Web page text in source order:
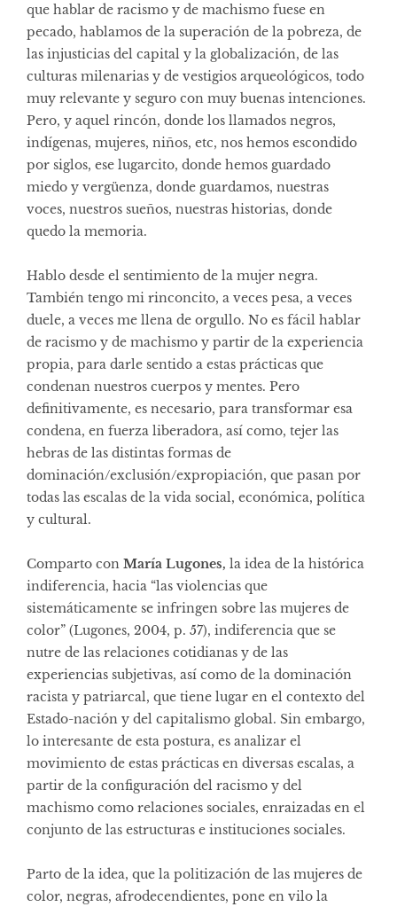
que hablar de racismo y de machismo fuese en
pecado, hablamos de la superación de la pobreza, de
las injusticias del capital y la globalización, de las
culturas milenarias y de vestigios arqueológicos, todo
muy relevante y seguro con muy buenas intenciones.
Pero, y aquel rincón, donde los llamados negros,
indígenas, mujeres, niños, etc, nos hemos escondido
por siglos, ese lugarcito, donde hemos guardado
miedo y vergüenza, donde guardamos, nuestras
voces, nuestros sueños, nuestras historias, donde
quedo la memoria.
Hablo desde el sentimiento de la mujer negra.
También tengo mi rinconcito, a veces pesa, a veces
duele, a veces me llena de orgullo. No es fácil hablar
de racismo y de machismo y partir de la experiencia
propia, para darle sentido a estas prácticas que
condenan nuestros cuerpos y mentes. Pero
definitivamente, es necesario, para transformar esa
condena, en fuerza liberadora, así como, tejer las
hebras de las distintas formas de
dominación/exclusión/expropiación, que pasan por
todas las escalas de la vida social, económica, política
y cultural.
Comparto con María Lugones, la idea de la histórica
indiferencia, hacia “las violencias que
sistemáticamente se infringen sobre las mujeres de
color” (Lugones, 2004, p. 57), indiferencia que se
nutre de las relaciones cotidianas y de las
experiencias subjetivas, así como de la dominación
racista y patriarcal, que tiene lugar en el contexto del
Estado-nación y del capitalismo global. Sin embargo,
lo interesante de esta postura, es analizar el
movimiento de estas prácticas en diversas escalas, a
partir de la configuración del racismo y del
machismo como relaciones sociales, enraizadas en el
conjunto de las estructuras e instituciones sociales.
Parto de la idea, que la politización de las mujeres de
color, negras, afrodecendientes, pone en vilo la